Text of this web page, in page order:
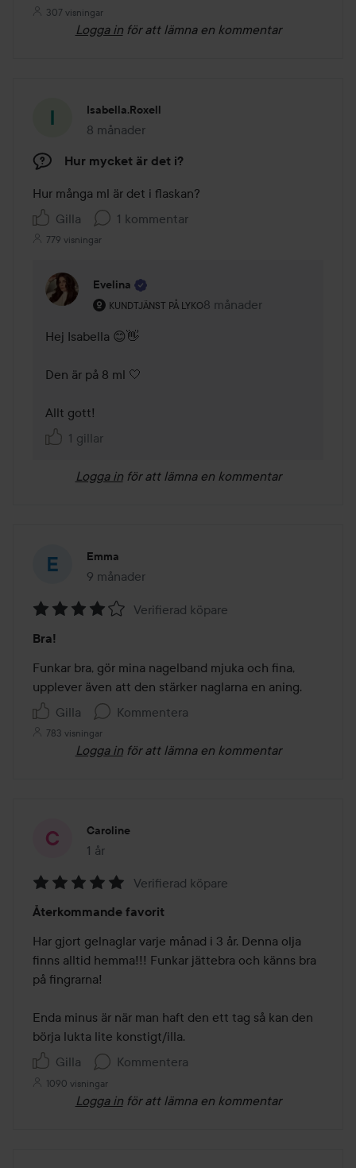
307 visningar
Logga in för att lämna en kommentar
Isabella.roxell
8 månader
Inlägget skapades 8 månader
Hur mycket är det i?
Hur många ml är det i flaskan?
Gilla
1 kommentar
779 visningar
Evelina
KUNDTJÄNST PÅ LYKO
Användarens roll: Kundtjänst på Lyko.
8 månader
Kommentaren lades 8
Hej Isabella 😊👋
Den är på 8 ml 🤍
Allt gott!
1 gillar
Logga in för att lämna en kommentar
Emma
9 månader
Inlägget skapades 9 månader
4
av
5
Verifierad köpare
Bra!
Funkar bra, gör mina nagelband mjuka och fina,
upplever även att den stärker naglarna en aning.
Gilla
Kommentera
783 visningar
Logga in för att lämna en kommentar
Caroline
1 år
Inlägget skapades 1 år
5
av
5
Verifierad köpare
Återkommande favorit
Har gjort gelnaglar varje månad i 3 år. Denna olja
finns alltid hemma!!! Funkar jättebra och känns bra
på fingrarna!
Enda minus är när man haft den ett tag så kan den
börja lukta lite konstigt/illa.
Gilla
Kommentera
1090 visningar
Logga in för att lämna en kommentar